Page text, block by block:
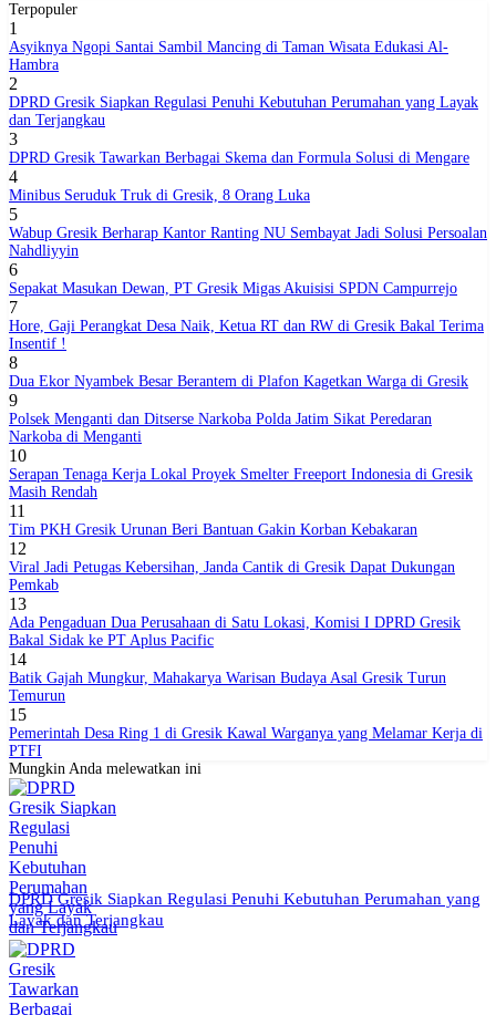
Terpopuler
1
Asyiknya Ngopi Santai Sambil Mancing di Taman Wisata Edukasi Al-
Hambra
2
DPRD Gresik Siapkan Regulasi Penuhi Kebutuhan Perumahan yang Layak
dan Terjangkau
3
DPRD Gresik Tawarkan Berbagai Skema dan Formula Solusi di Mengare
4
Minibus Seruduk Truk di Gresik, 8 Orang Luka
5
Wabup Gresik Berharap Kantor Ranting NU Sembayat Jadi Solusi Persoalan
Nahdliyyin
6
Sepakat Masukan Dewan, PT Gresik Migas Akuisisi SPDN Campurrejo
7
Hore, Gaji Perangkat Desa Naik, Ketua RT dan RW di Gresik Bakal Terima
Insentif !
8
Dua Ekor Nyambek Besar Berantem di Plafon Kagetkan Warga di Gresik
9
Polsek Menganti dan Ditserse Narkoba Polda Jatim Sikat Peredaran
Narkoba di Menganti
10
Serapan Tenaga Kerja Lokal Proyek Smelter Freeport Indonesia di Gresik
Masih Rendah
11
Tim PKH Gresik Urunan Beri Bantuan Gakin Korban Kebakaran
12
Viral Jadi Petugas Kebersihan, Janda Cantik di Gresik Dapat Dukungan
Pemkab
13
Ada Pengaduan Dua Perusahaan di Satu Lokasi, Komisi I DPRD Gresik
Bakal Sidak ke PT Aplus Pacific
14
Batik Gajah Mungkur, Mahakarya Warisan Budaya Asal Gresik Turun
Temurun
15
Pemerintah Desa Ring 1 di Gresik Kawal Warganya yang Melamar Kerja di
PTFI
Mungkin Anda melewatkan ini
DPRD Gresik Siapkan Regulasi Penuhi Kebutuhan Perumahan yang
Layak dan Terjangkau